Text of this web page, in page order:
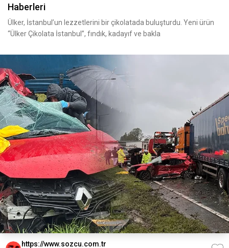
Haberleri
Ülker, İstanbul’un lezzetlerini bir çikolatada buluşturdu. Yeni ürün
“Ülker Çikolata İstanbul”, fındık, kadayıf ve bakla
https://www.sozcu.com.tr